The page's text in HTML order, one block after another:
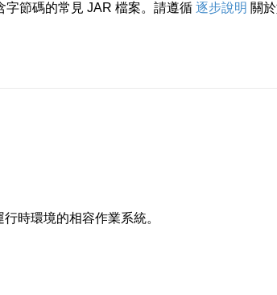
節碼的常見 JAR 檔案。請遵循 逐步說明 關
時環境的相容作業系統。